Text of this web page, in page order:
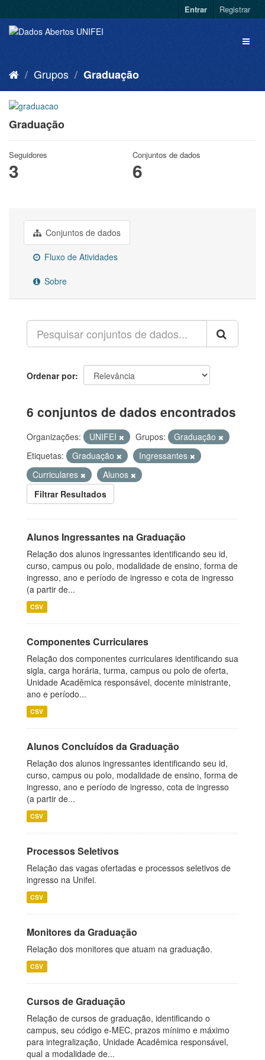
Entrar Registrar
Grupos Graduação
Graduação
Seguidores
3
Conjuntos de dados
6
Conjuntos de dados
Fluxo de Atividades
Sobre
Ordenar por
6 conjuntos de dados encontrados
Organizações: UNIFEI Grupos:
Graduação
Etiquetas:
Graduação
Ingressantes
Curriculares
Alunos
Filtrar Resultados
Alunos Ingressantes na Graduação
Relação dos alunos ingressantes identificando seu id,
curso, campus ou polo, modalidade de ensino, forma de
ingresso, ano e período de ingresso e cota de ingresso
(a partir de...
CSV
Componentes Curriculares
Relação dos componentes curriculares identificando sua
sigla, carga horária, turma, campus ou polo de oferta,
Unidade Acadêmica responsável, docente ministrante,
ano e período...
CSV
Alunos Concluídos da Graduação
Relação dos alunos ingressantes identificando seu id,
curso, campus ou polo, modalidade de ensino, forma de
ingresso, ano e período de ingresso, cota de ingresso
(a partir de...
CSV
Processos Seletivos
Relação das vagas ofertadas e processos seletivos de
ingresso na Unifei.
CSV
Monitores da Graduação
Relação dos monitores que atuam na graduação.
CSV
Cursos de Graduação
Relação de cursos de graduação, identificando o
campus, seu código e-MEC, prazos mínimo e máximo
para integralização, Unidade Acadêmica responsável,
qual a modalidade de...